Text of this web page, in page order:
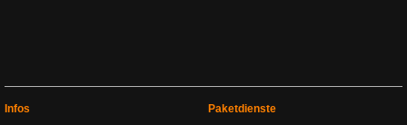
Infos
Paketdienste